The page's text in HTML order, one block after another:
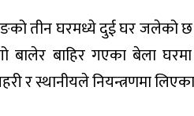
तीन घरमध्ये दुई घर जलेको
बालेर बाहिर गएका बेला
र स्थानीयले नियन्त्रणमा